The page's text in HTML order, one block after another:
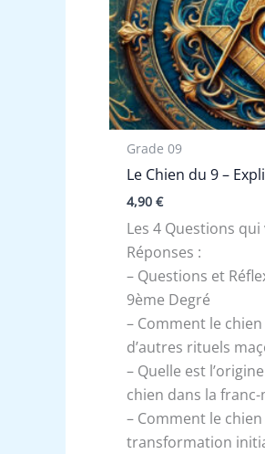
Grade 09
Le Chien du 9 –
4,90€
Les 4 Questions
Réponses :
– Questions et
9ème Degré
– Comment le
d’autres rituels
– Quelle est
chien dans la
– Comment le
transformation